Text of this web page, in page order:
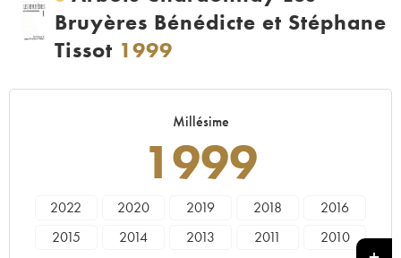
Bruyères Bénédicte et Stéphane
Tissot 1999
Millésime
1999
2022 2020 2019 2018
2016
2015
2014 2013 2011
2010